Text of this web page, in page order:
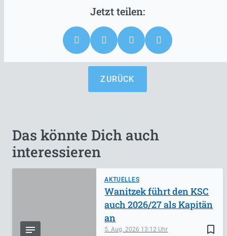
ZURÜCK
Das könnte Dich auch
interessieren
AKTUELLES
bookmark_border
5. Aug. 2026 13:12
Wanitzek führt den KSC
auch 2026/27 als Kapitän
an